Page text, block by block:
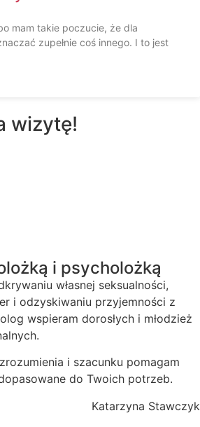
mam takie poczucie, że dla
zupełnie coś innego. I to jest
wizytę!
i psycholożką
własnej seksualności,
i odzyskiwaniu przyjemności z
wspieram dorosłych i młodzież
i szacunku pomagam
do Twoich potrzeb.
Katarzyna Stawczyk